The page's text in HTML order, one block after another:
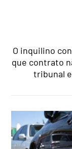
O inquilino
que contrato
tribunal